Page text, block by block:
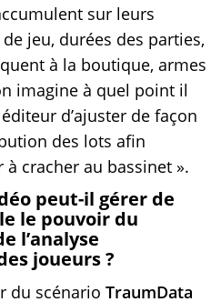
sur leurs
jeu, durées des parties,
à la boutique, armes
imagine à quel point il
d’ajuster de façon
des lots afin
à cracher au bassinet ».
peut-il gérer de
le pouvoir du
l’analyse
joueurs ?
du scénario TraumData